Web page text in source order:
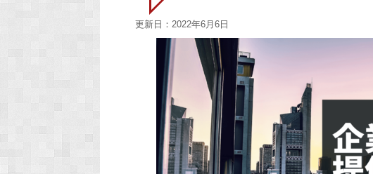
更新日： 2022年6月6日